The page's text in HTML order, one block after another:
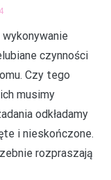
czynności
Czy tego
musimy
odkładamy
i nieskończone.
rozpraszają